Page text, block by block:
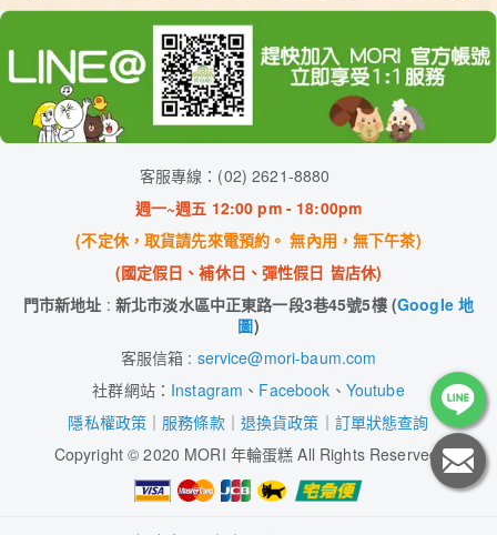
客服專線：(02) 2621-8880
週一~週五 12:00 pm - 18:00pm
(不定休，取貨請先來電預約。 無內用，無下午茶)
(國定假日、補休日、彈性假日 皆店休)
門市新地址 :新北市淡水區中正東路一段3巷45號5樓 (Google 地
圖)
客服信箱 : service@mori-baum.com
社群網站： Instagram 、 Facebook 、 Youtube
隱私權政策 ｜ 服務條款｜ 退換貨政策 ｜ 訂單狀態查詢
Copyright© 2020 MORI 年輪蛋糕 All Rights Reserved.